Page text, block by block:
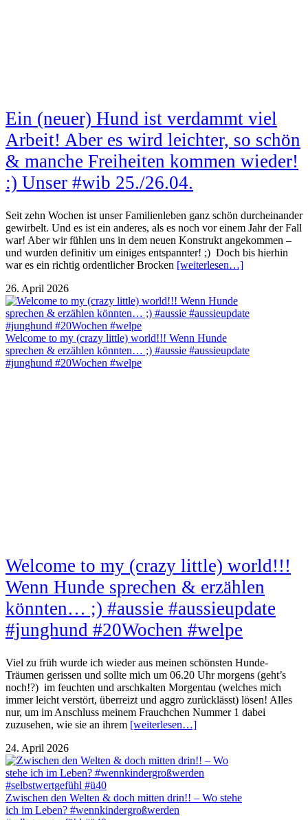
Ein (neuer) Hund ist verdammt viel
Arbeit! Aber es wird leichter, so schön
& manche Freiheiten kommen wieder!
:) Unser #wib 25./26.04.
Seit zehn Wochen ist unser Familienleben ganz schön durcheinander
gewirbelt. Und es ist ein anderes, als es noch vor einem Jahr der Fall
war! Aber wir fühlen uns in dem neuen Konstrukt angekommen –
und wurden definitiv um einiges entspannter! ;) Doch bis hierhin
war es ein richtig ordentlicher Brocken [weiterlesen…]
26. April 2026
Welcome to my (crazy little) world!!! Wenn Hunde
sprechen & erzählen könnten… ;) #aussie #aussieupdate
#junghund #20Wochen #welpe
Welcome to my (crazy little) world!!!
Wenn Hunde sprechen & erzählen
könnten… ;) #aussie #aussieupdate
#junghund #20Wochen #welpe
Viel zu früh wurde ich wieder aus meinen schönsten Hunde-
Träumen gerissen und sollte mich um 06.20 Uhr morgens (geht’s
noch!?) im feuchten und arschkalten Morgentau (welches mich
immer leicht verstört, überreizt und aggro zurücklässt) lösen! Alles
nur, um im Anschluss meinem Frauchchen Nummer 1 dabei
zuzusehen, wie sie an ihrem [weiterlesen…]
24. April 2026
Zwischen den Welten & doch mitten drin!! – Wo stehe
ich im Leben? #wennkindergroßwerden